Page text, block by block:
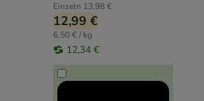
Einzeln 13,98 €
12,99 €
6,50 € / kg
12,34 €